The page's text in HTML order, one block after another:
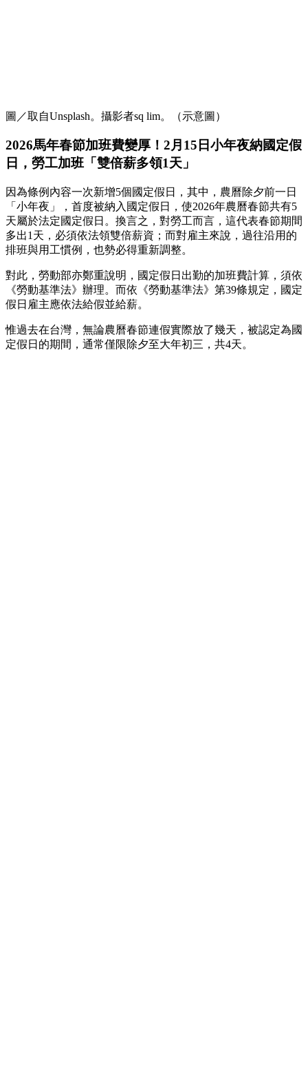
圖／取自Unsplash。攝影者sq lim。（示意圖）
2026馬年春節加班費變厚！2月15日小年夜納國定假
日，勞工加班「雙倍薪多領1天」
因為條例內容一次新增5個國定假日，其中，農曆除夕前一日
「小年夜」，首度被納入國定假日，使2026年農曆春節共有5
天屬於法定國定假日。換言之，對勞工而言，這代表春節期間
多出1天，必須依法領雙倍薪資；而對雇主來說，過往沿用的
排班與用工慣例，也勢必得重新調整。
對此，勞動部亦鄭重說明，國定假日出勤的加班費計算，須依
《勞動基準法》辦理。而依《勞動基準法》第39條規定，國定
假日雇主應依法給假並給薪。
惟過去在台灣，無論農曆春節連假實際放了幾天，被認定為國
定假日的期間，通常僅限除夕至大年初三，共4天。